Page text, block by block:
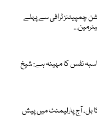
چمپیئنز ٹرافی سے پہلے
نفس کا مہینہ ہے: شیخ
بل، آج پارلیمنٹ میں پیش